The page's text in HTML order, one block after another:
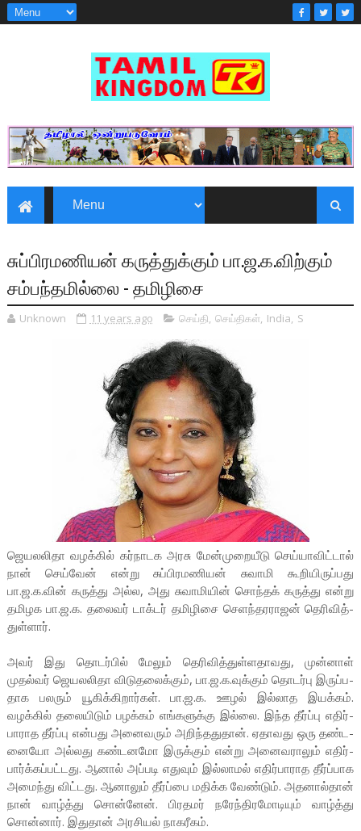
சுப்பிரமணியன் கருத்துக்கும் பா.ஜ.க.விற்கும்
சம்பந்தமில்லை - தமிழிசை
Unknown 11 years ago செய்தி, செய்திகள், India, S
ஜெய­ல­லிதா வழக்கில் கர்­நா­டக அரசு மேன்­மு­றை­யீடு செய்­யா­விட்டால்
நான் செய்வேன் என்று சுப்­பி­ர­ம­ணியன் சுவாமி கூறி­யி­ருப்­பது
பா.ஜ.க.வின் கருத்து அல்ல, அது சுவா­மியின் சொந்தக் கருத்து என்று
தமி­ழக பா.ஜ.க. தலைவர் டாக்டர் தமி­ழிசை செளந்­த­ர­ராஜன் தெரி­வித்­
துள்ளார்.
அவர் இது தொடர்பில் மேலும் தெரி­வித்­துள்­ள­தா­வது, முன்னாள்
முதல்வர் ஜெய­ல­லிதா விடு­த­லைக்கும், பா.ஜ.க.வுக்கும் தொடர்பு இருப்­ப­
தாக பலரும் யூகிக்­கி­றார்கள். பா.ஜ.க. ஊழல் இல்­லாத இயக்கம்.
வழக்கில் தலை­யிடும் பழக்கம் எங்­க­ளுக்கு இல்லை. இந்த தீர்ப்பு எதிர்­
பா­ராத தீர்ப்பு என்­பது அனை­வரும் அறிந்­த­துதான். ஏதா­வது ஒரு தண்­ட­
னையோ அல்­லது கண்­ட­னமோ இருக்கும் என்று அனை­வ­ராலும் எதிர்­
பார்க்­கப்­பட்­டது. ஆனால் அப்­படி எதுவும் இல்­லாமல் எதிர்­பா­ராத தீர்ப்­பாக
அமைந்து விட்­டது. ஆனாலும் தீர்ப்பை மதிக்க வேண்டும். அத­னால்தான்
நான் வாழ்த்து சொன்னேன். பிர­தமர் நரேந்­தி­ர­மோ­டியும் வாழ்த்து
சொன்னார். இதுதான் அர­சியல் நாக­ரீகம்.